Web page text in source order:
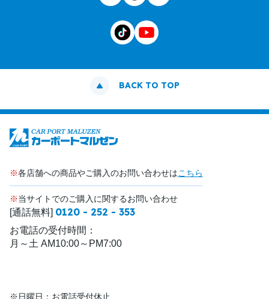
BACK TO TOP
※各店舗への商品やご購入のお問い合わせはこちら
※当サイトでのご購入に関するお問い合わせ
[通話無料] 0120 - 252 - 353
お電話の受付時間：
月～土 AM10:00～PM7:00
※日曜日：お電話受付休止